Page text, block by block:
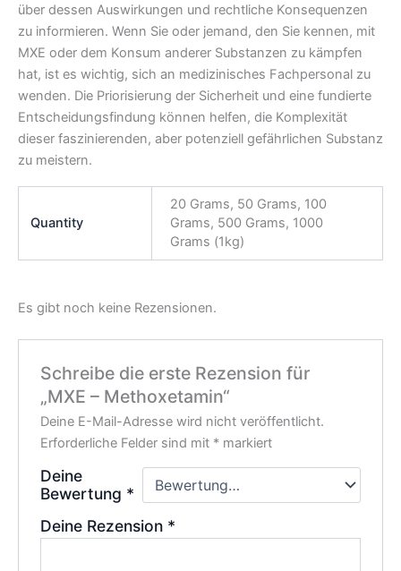
über dessen Auswirkungen und rechtliche Konsequenzen
zu informieren. Wenn Sie oder jemand, den Sie kennen, mit
MXE oder dem Konsum anderer Substanzen zu kämpfen
hat, ist es wichtig, sich an medizinisches Fachpersonal zu
wenden. Die Priorisierung der Sicherheit und eine fundierte
Entscheidungsfindung können helfen, die Komplexität
dieser faszinierenden, aber potenziell gefährlichen Substanz
zu meistern.
Quantity
20 Grams, 50 Grams, 100
Grams, 500 Grams, 1000
Grams (1kg)
Es gibt noch keine Rezensionen.
Schreibe die erste Rezension für
„MXE – Methoxetamin“
Deine E-Mail-Adresse wird nicht veröffentlicht.
Erforderliche Felder sind mit * markiert
Deine
Bewertung *
Deine Rezension *